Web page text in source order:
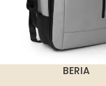
BERIA